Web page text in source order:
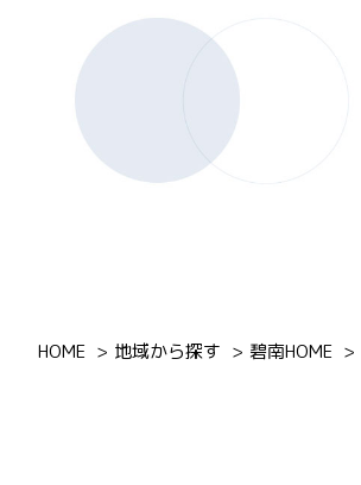
HOME 地域から探す 碧南HOME